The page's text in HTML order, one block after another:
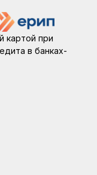
картой при
в банках-